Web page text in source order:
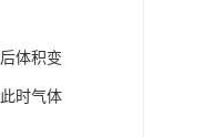
体积变
时气体